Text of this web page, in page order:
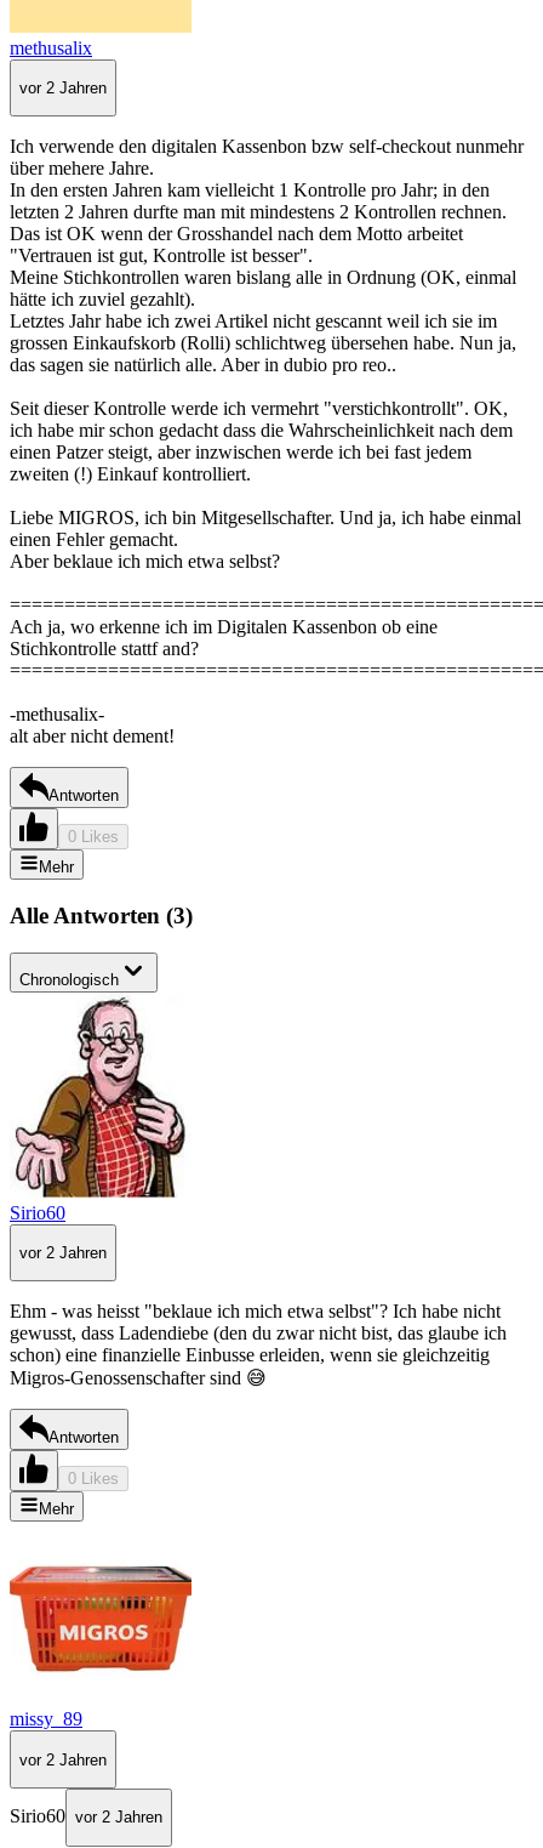
methusalix
vor 2 Jahren
Ich verwende den digitalen Kassenbon bzw self-checkout nunmehr
über mehere Jahre.
In den ersten Jahren kam vielleicht 1 Kontrolle pro Jahr; in den
letzten 2 Jahren durfte man mit mindestens 2 Kontrollen rechnen.
Das ist OK wenn der Grosshandel nach dem Motto arbeitet
"Vertrauen ist gut, Kontrolle ist besser".
Meine Stichkontrollen waren bislang alle in Ordnung (OK, einmal
hätte ich zuviel gezahlt).
Letztes Jahr habe ich zwei Artikel nicht gescannt weil ich sie im
grossen Einkaufskorb (Rolli) schlichtweg übersehen habe. Nun ja,
das sagen sie natürlich alle. Aber in dubio pro reo..
Seit dieser Kontrolle werde ich vermehrt "verstichkontrollt". OK,
ich habe mir schon gedacht dass die Wahrscheinlichkeit nach dem
einen Patzer steigt, aber inzwischen werde ich bei fast jedem
zweiten (!) Einkauf kontrolliert.
Liebe MIGROS, ich bin Mitgesellschafter. Und ja, ich habe einmal
einen Fehler gemacht.
Aber beklaue ich mich etwa selbst?
Ach ja, wo erkenne ich im Digitalen Kassenbon ob eine
Stichkontrolle stattf and?
-methusalix-
alt aber nicht dement!
Antworten
0 Likes
Mehr
Alle Antworten (3)
Chronologisch
Sirio60
vor 2 Jahren
Ehm - was heisst "beklaue ich mich etwa selbst"? Ich habe nicht
gewusst, dass Ladendiebe (den du zwar nicht bist, das glaube ich
schon) eine finanzielle Einbusse erleiden, wenn sie gleichzeitig
Migros-Genossenschafter sind 😅
Antworten
0 Likes
Mehr
missy_89
vor 2 Jahren
Sirio60 vor 2 Jahren